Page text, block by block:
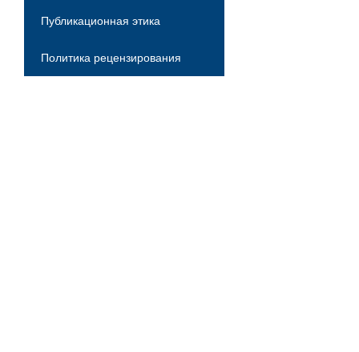
Публикационная этика
Политика рецензирования